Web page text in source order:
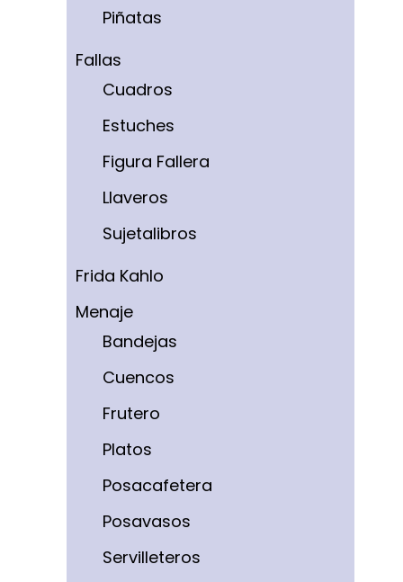
Piñatas
Fallas
Cuadros
Estuches
Figura Fallera
Llaveros
Sujetalibros
Frida Kahlo
Menaje
Bandejas
Cuencos
Frutero
Platos
Posacafetera
Posavasos
Servilleteros